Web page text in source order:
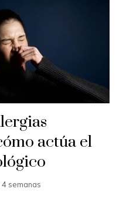
actúa el
4 semanas